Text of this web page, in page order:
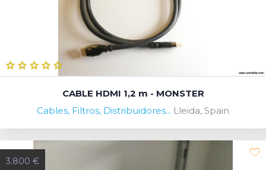
CABLE HDMI 1,2 m - MONSTER
Cables, Filtros, Distribuidores... Lleida, Spain
3.800 €